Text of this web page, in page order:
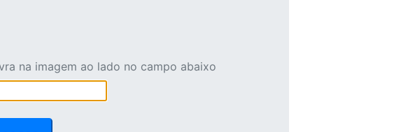
na imagem ao lado no campo abaixo